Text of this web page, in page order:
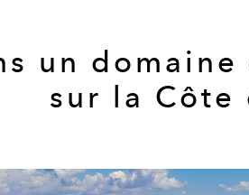
un
sur la Côte